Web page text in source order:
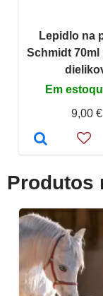
Lepidlo na
Schmidt 70ml
Em
9,00 €
Produtos